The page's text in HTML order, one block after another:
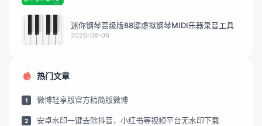
迷你钢琴高级版88键虚拟钢琴MIDI乐器录音工具
2026-08-06
热门文章
1 微博轻享版官方精简版微博
2 安卓水印一键去除抖音，小红书等视频平台无水印下载